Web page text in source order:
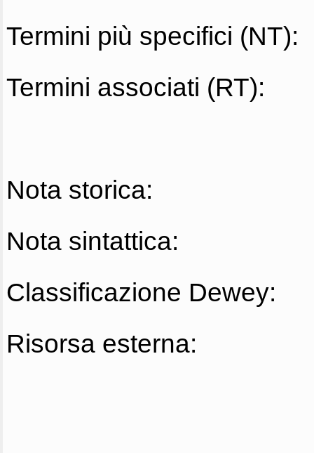
Termini più specifici (NT):
Termini associati (RT):
Nota storica:
Nota sintattica:
Classificazione Dewey:
Risorsa esterna: